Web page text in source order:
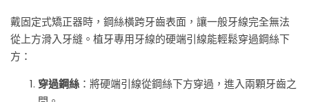
戴固定式矯正器時，鋼絲橫跨牙齒表面，讓一般牙線完全無法
從上方滑入牙縫。植牙專用牙線的硬端引線能輕鬆穿過鋼絲下
方：
穿過鋼絲 ：將硬端引線從鋼絲下方穿過，進入兩顆牙齒之